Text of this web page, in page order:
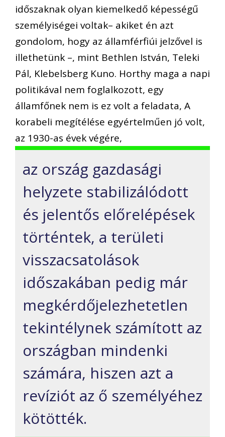
időszaknak olyan kiemelkedő képességű
személyiségei voltak– akiket én azt
gondolom, hogy az államférfiúi jelzővel is
illethetünk –, mint Bethlen István, Teleki
Pál, Klebelsberg Kuno. Horthy maga a napi
politikával nem foglalkozott, egy
államfőnek nem is ez volt a feladata, A
korabeli megítélése egyértelműen jó volt,
az 1930-as évek végére,
az ország gazdasági
helyzete stabilizálódott
és jelentős előrelépések
történtek, a területi
visszacsatolások
időszakában pedig már
megkérdőjelezhetetlen
tekintélynek számított az
országban mindenki
számára, hiszen azt a
revíziót az ő személyéhez
kötötték.